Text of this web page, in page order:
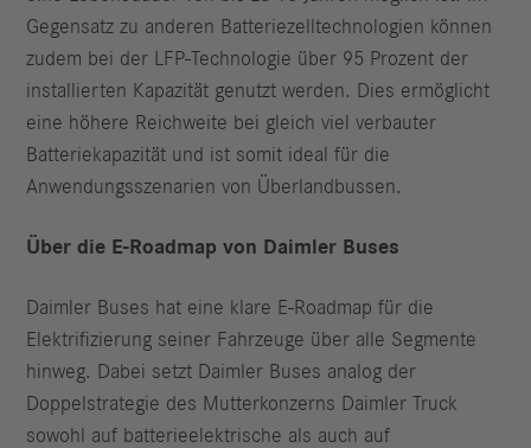
Gegensatz zu anderen Batteriezelltechnologien können
zudem bei der LFP-Technologie über 95 Prozent der
installierten Kapazität genutzt werden. Dies ermöglicht
eine höhere Reichweite bei gleich viel verbauter
Batteriekapazität und ist somit ideal für die
Anwendungsszenarien von Überlandbussen.
Über die E-Roadmap von Daimler Buses
Daimler Buses hat eine klare E-Roadmap für die
Elektrifizierung seiner Fahrzeuge über alle Segmente
hinweg. Dabei setzt Daimler Buses analog der
Doppelstrategie des Mutterkonzerns Daimler Truck
sowohl auf batterieelektrische als auch auf